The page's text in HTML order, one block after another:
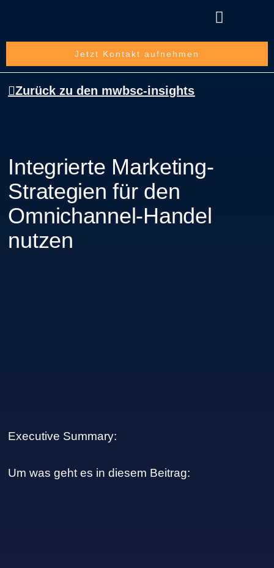
Jetzt Kontakt aufnehmen
Zurück zu den mwbsc-insights
Integrierte Marketing-
Strategien für den
Omnichannel-Handel
nutzen
Executive Summary:
Um was geht es in diesem Beitrag: